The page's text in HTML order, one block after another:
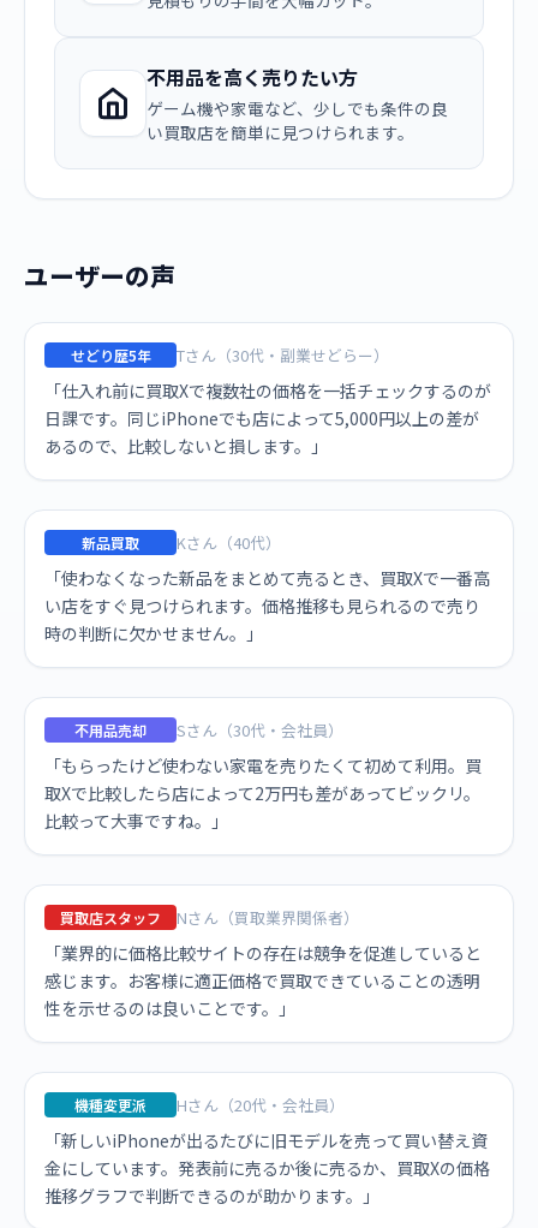
不用品を高く売りたい方
ゲーム機や家電など、少しでも条件の良
い買取店を簡単に見つけられます。
ユーザーの声
せどり歴5年 Tさん（30代・副業せどらー）
「仕入れ前に買取Xで複数社の価格を一括チェックするのが
日課です。同じiPhoneでも店によって5,000円以上の差が
あるので、比較しないと損します。」
新品買取 Kさん（40代）
「使わなくなった新品をまとめて売るとき、買取Xで一番高
い店をすぐ見つけられます。価格推移も見られるので売り
時の判断に欠かせません。」
不用品売却 Sさん（30代・会社員）
「もらったけど使わない家電を売りたくて初めて利用。買
取Xで比較したら店によって2万円も差があってビックリ。
比較って大事ですね。」
買取店スタッフ Nさん（買取業界関係者）
「業界的に価格比較サイトの存在は競争を促進していると
感じます。お客様に適正価格で買取できていることの透明
性を示せるのは良いことです。」
機種変更派 Hさん（20代・会社員）
「新しいiPhoneが出るたびに旧モデルを売って買い替え資
金にしています。発表前に売るか後に売るか、買取Xの価格
推移グラフで判断できるのが助かります。」